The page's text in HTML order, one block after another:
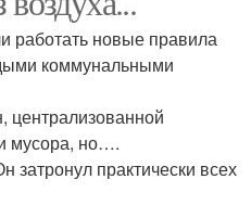
работать новые правила
коммунальными
централизованной
мусора, но….
практически всех